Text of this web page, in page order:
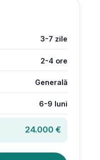
3-7 zile
2-4 ore
Generală
6-9 luni
24.000 €